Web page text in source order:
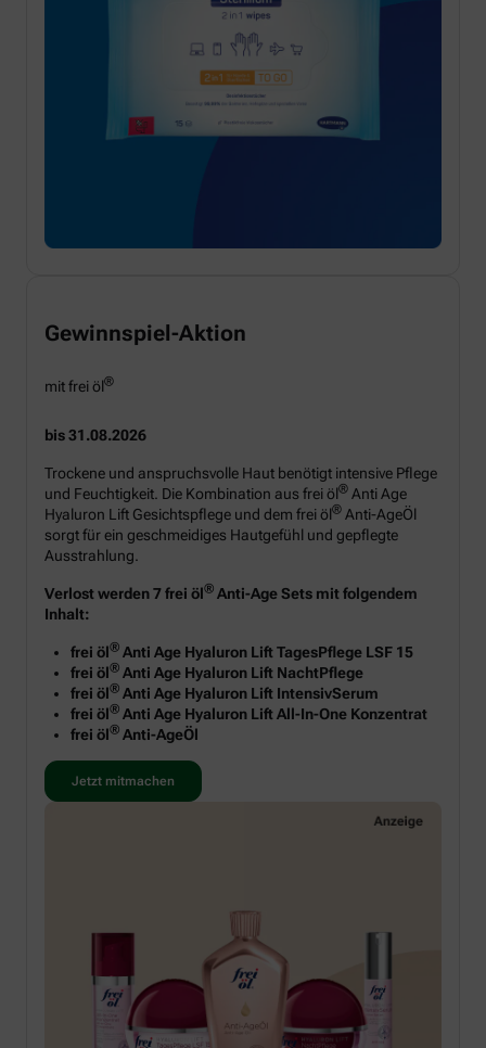
Gewinnspiel-Aktion
mit frei öl®
bis 31.08.2026
Trockene und anspruchsvolle Haut benötigt intensive Pflege
und Feuchtigkeit. Die Kombination aus frei öl® Anti Age
Hyaluron Lift Gesichtspflege und dem frei öl® Anti-AgeÖl
sorgt für ein geschmeidiges Hautgefühl und gepflegte
Ausstrahlung.
Verlost werden 7 frei öl® Anti-Age Sets mit folgendem
Inhalt:
frei öl® Anti Age Hyaluron Lift TagesPflege LSF 15
frei öl® Anti Age Hyaluron Lift NachtPflege
frei öl® Anti Age Hyaluron Lift IntensivSerum
frei öl® Anti Age Hyaluron Lift All-In-One Konzentrat
frei öl® Anti-AgeÖl
Jetzt mitmachen